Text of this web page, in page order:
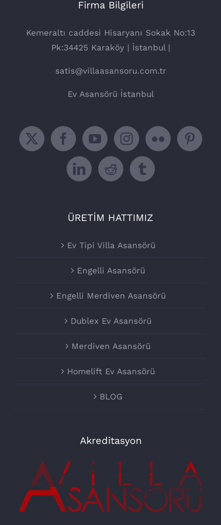
Firma Bilgileri
Kemeraltı caddesi Hisaryanı Sokak No:13
Pk:34425 Karaköy | İstanbul |
satis@villaasansoru.com.tr
Ev Asansörü İstanbul
ÜRETİM HATTIMIZ
Ev Tipi Villa Asansörü
Engelli Asansörü
Engelli Merdiven Asansörü
Dublex Ev Asansörü
Merdiven Asansörü
Homelift Ev Asansörü
BLOG
Akreditasyon